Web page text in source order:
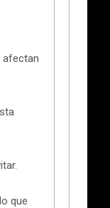
afectan
que